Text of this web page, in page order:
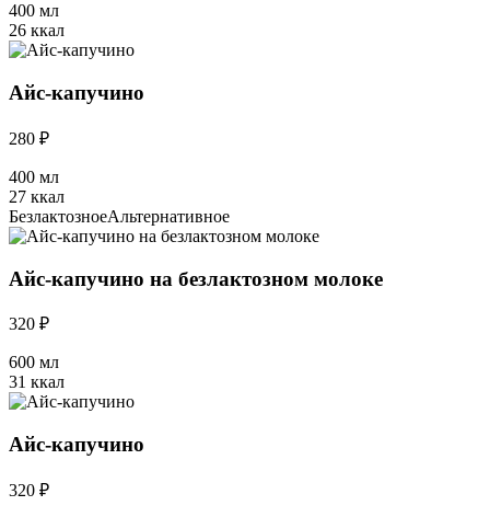
400 мл
26 ккал
Айс-капучино
280 ₽
400 мл
27 ккал
БезлактозноеАльтернативное
Айс-капучино на безлактозном молоке
320 ₽
600 мл
31 ккал
Айс-капучино
320 ₽